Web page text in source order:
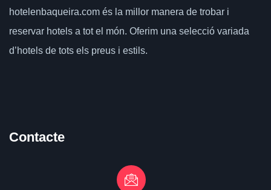
hotelenbaqueira.com és la millor manera de trobar i
reservar hotels a tot el món. Oferim una selecció variada
d’hotels de tots els preus i estils.
Contacte